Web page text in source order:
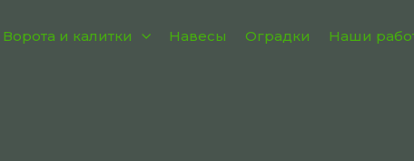
Ворота и калитки Навесы Оградки Наши